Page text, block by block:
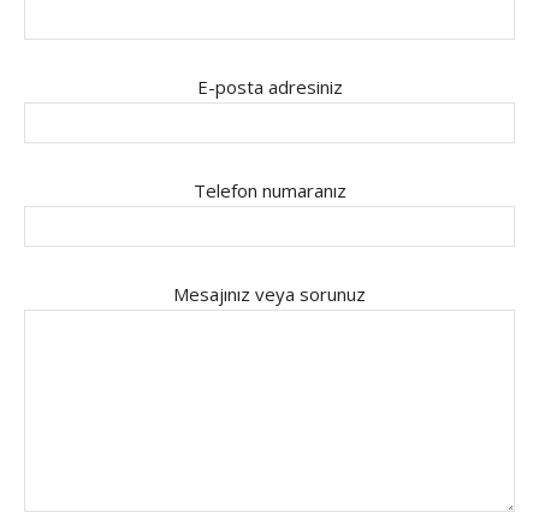
E-posta adresiniz
Telefon numaranız
Mesajınız veya sorunuz